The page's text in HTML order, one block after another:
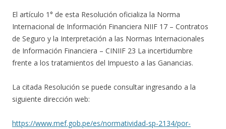
El artículo 1° de esta Resolución oficializa la Norma
Internacional de Información Financiera NIIF 17 – Contratos
de Seguro y la Interpretación a las Normas Internacionales
de Información Financiera – CINIIF 23 La incertidumbre
frente a los tratamientos del Impuesto a las Ganancias.
La citada Resolución se puede consultar ingresando a la
siguiente dirección web:
https://www.mef.gob.pe/es/normatividad-sp-2134/por-